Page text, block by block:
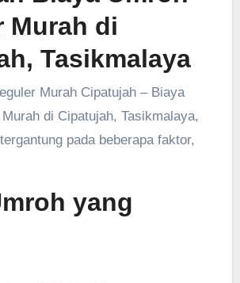
Murah di
Tasikmalaya
di Cipatujah, Tasikmalaya,
pada beberapa faktor,
yang